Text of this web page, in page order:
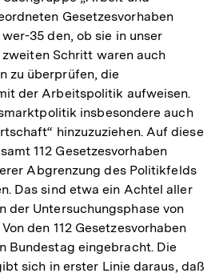
Gesetzesvorhaben
35 den, ob sie in unser
Schritt waren auch
zu überprüfen, die
der Arbeitspolitik aufweisen.
insbesondere auch
hinzuzuziehen. Auf diese
112 Gesetzesvorhaben
Abgrenzung des Politikfelds
Das sind etwa ein Achtel aller
der Untersuchungsphase von
den 112 Gesetzesvorhaben
Bundestag eingebracht. Die
sich in erster Linie daraus, daß